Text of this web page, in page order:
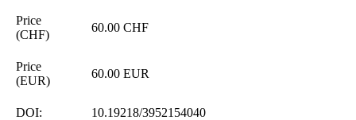
Price
(CHF)
60.00 CHF
Price
(EUR)
60.00 EUR
DOI: 10.19218/3952154040